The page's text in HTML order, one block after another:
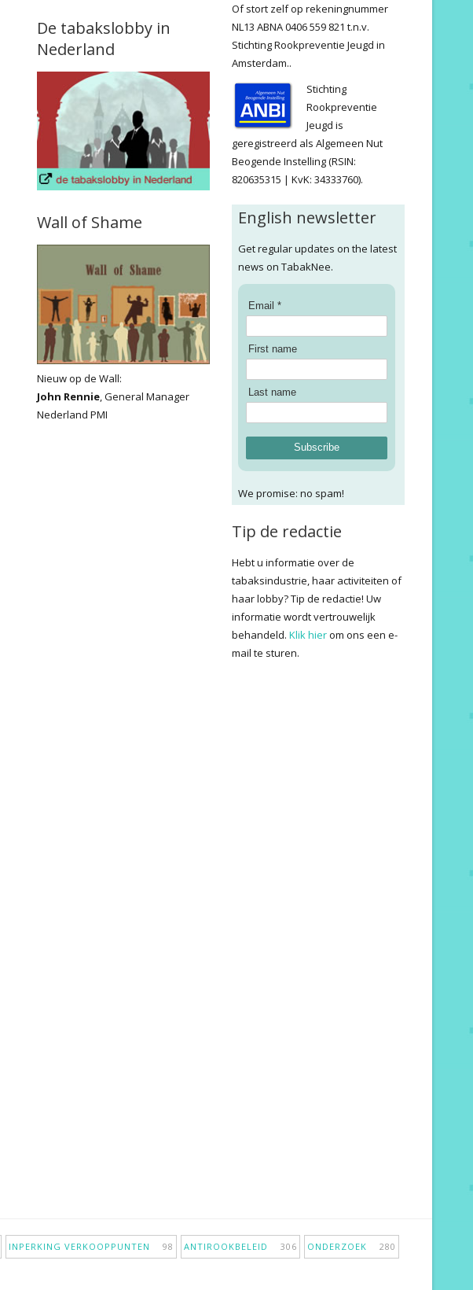
De tabakslobby in
Nederland
Wall of Shame
Nieuw op de Wall:
John Rennie, General Manager
Nederland PMI
Of stort zelf op rekeningnummer
NL13 ABNA 0406 559 821 t.n.v.
Stichting Rookpreventie Jeugd in
Amsterdam..
Stichting
Rookpreventie
Jeugd is
geregistreerd als Algemeen Nut
Beogende Instelling (RSIN:
820635315 | KvK: 34333760).
English newsletter
Get regular updates on the latest
news on TabakNee.
Email *
First name
Last name
Subscribe
We promise: no spam!
Tip de redactie
Hebt u informatie over de
tabaksindustrie, haar activiteiten of
haar lobby? Tip de redactie! Uw
informatie wordt vertrouwelijk
behandeld.Klik hierom ons een e-
mail te sturen.
INPERKING VERKOOPPUNTEN 98 ANTIROOKBELEID 306 ONDERZOEK 280